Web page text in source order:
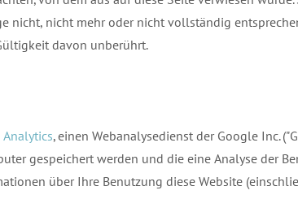
nicht, nicht mehr oder nicht vollständig
davon unberührt.
, einen Webanalysedienst der Google Inc.
gespeichert werden und die eine Analyse der
über Ihre Benutzung diese Website